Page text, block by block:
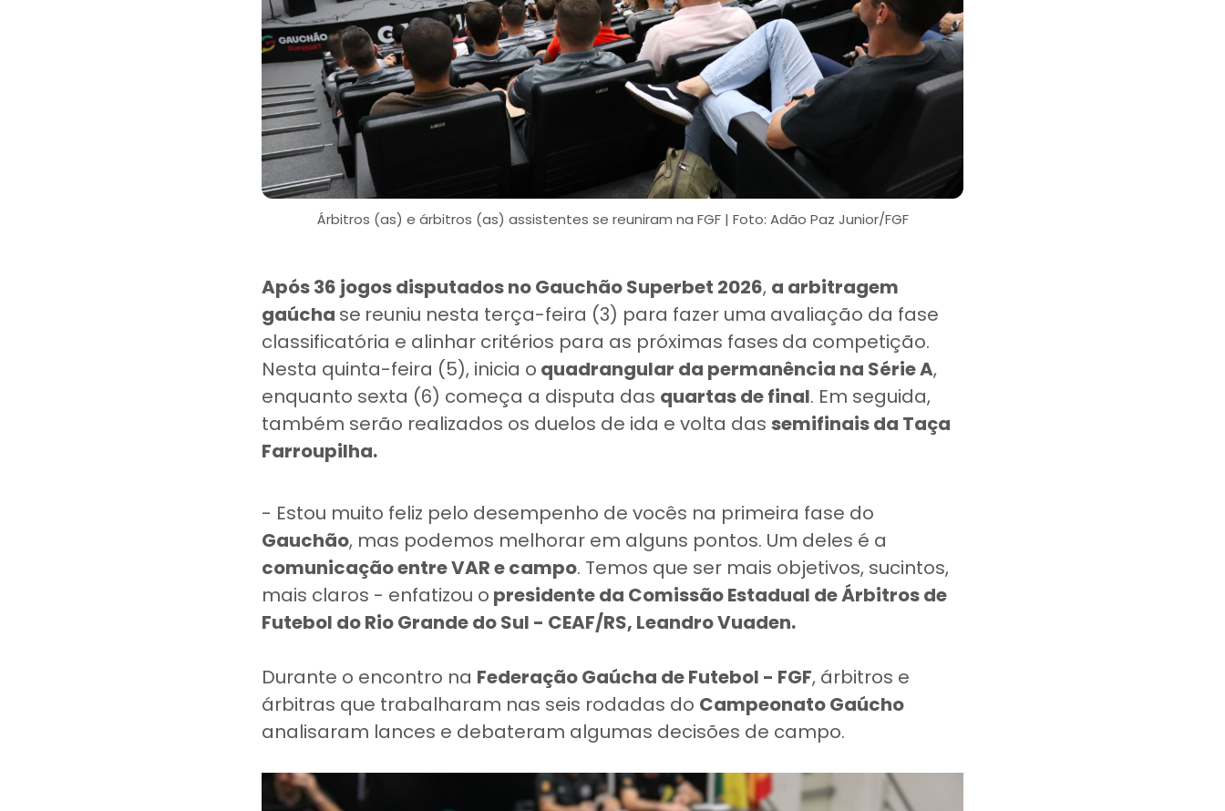
Árbitros (as) e árbitros (as) assistentes se reuniram na FGF | Foto: Adão Paz Junior/FGF
Após 36 jogos disputados no Gauchão Superbet 2026, a arbitragem
gaúcha se reuniu nesta terça-feira (3) para fazer uma avaliação da fase
classificatória e alinhar critérios para as próximas fases da competição.
Nesta quinta-feira (5), inicia o quadrangular da permanência na Série A,
enquanto sexta (6) começa a disputa das quartas de final. Em seguida,
também serão realizados os duelos de ida e volta das semifinais da Taça
Farroupilha.
- Estou muito feliz pelo desempenho de vocês na primeira fase do
Gauchão, mas podemos melhorar em alguns pontos. Um deles é a
comunicação entre VAR e campo. Temos que ser mais objetivos, sucintos,
mais claros - enfatizou o presidente da Comissão Estadual de Árbitros de
Futebol do Rio Grande do Sul - CEAF/RS, Leandro Vuaden.
Durante o encontro na Federação Gaúcha de Futebol - FGF, árbitros e
árbitras que trabalharam nas seis rodadas do Campeonato Gaúcho
analisaram lances e debateram algumas decisões de campo.